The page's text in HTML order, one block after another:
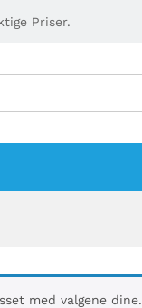
Priser.
med valgene dine.